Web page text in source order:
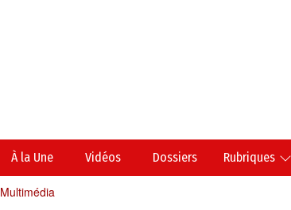
À la Une Vidéos Dossiers Rubriques
Multimédia